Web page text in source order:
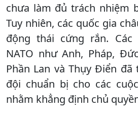
chưa làm đủ trách nhiệm
Tuy nhiên, các quốc gia
động thái cứng rắn. Các
NATO như Anh, Pháp,
Phần Lan và Thụy Điển
đội chuẩn bị cho các
nhằm khẳng định chủ